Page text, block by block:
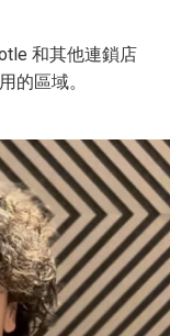
和其他連鎖店
的區域。